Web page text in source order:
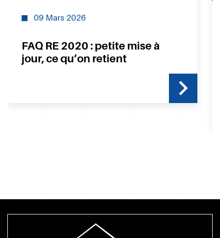
12 Février 2026
MaPrimeRénov’ rouvre avec de
nouvelles conditions et un